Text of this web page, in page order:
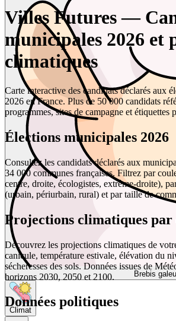
Brebis
Climat
Villes Futures —
municipales 2026 et
climatiques
Carte interactive des candidats déclarés aux
2026 en France. Plus de 50 000 candidats
programmes, sites de campagne et étiquettes
Élections municipales 2026
Consultez les candidats déclarés aux
34 000 communes françaises. Filtrez par
centre, droite, écologistes, extrême-droite),
(urbain, périurbain, rural) et par taille de
Projections climatiques par
Découvrez les projections climatiques de
canicule, température estivale, élévation du
sécheresses des sols. Données issues de
horizons 2030, 2050 et 2100.
Données politiques